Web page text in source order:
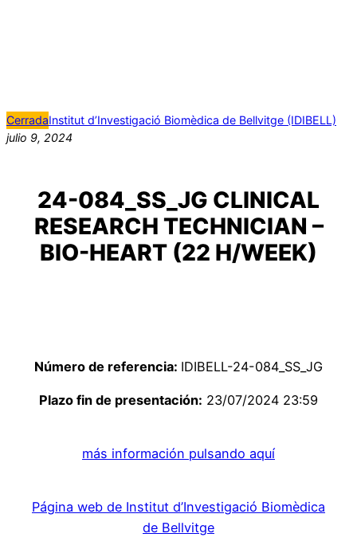
CerradaInstitut d’Investigació Biomèdica de Bellvitge (IDIBELL)
julio 9, 2024
24-084_SS_JG CLINICAL
RESEARCH TECHNICIAN –
BIO-HEART (22 H/WEEK)
Número de referencia: IDIBELL-24-084_SS_JG
Plazo fin de presentación: 23/07/2024 23:59
más información pulsando aquí
Página web de Institut d’Investigació Biomèdica
de Bellvitge